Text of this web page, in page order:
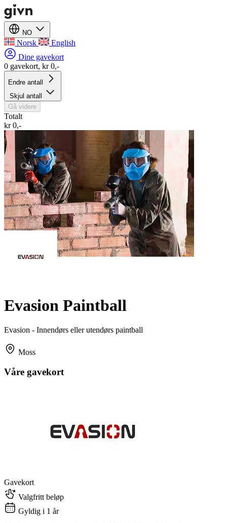
NO
Norsk
English
Dine gavekort
0 gavekort, kr 0,-
Endre antall
Skjul antall
Gå videre
Totalt
kr 0,-
Evasion Paintball
Evasion - Innendørs eller utendørs paintball
Moss
Våre gavekort
Gavekort
Valgfritt beløp
Gyldig i 1 år